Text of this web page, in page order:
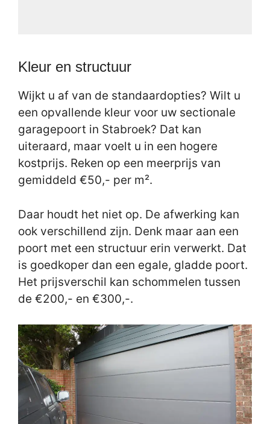
Kleur en structuur
Wijkt u af van de standaardopties? Wilt u
een opvallende kleur voor uw sectionale
garagepoort in Stabroek? Dat kan
uiteraard, maar voelt u in een hogere
kostprijs. Reken op een meerprijs van
gemiddeld €50,- per m².
Daar houdt het niet op. De afwerking kan
ook verschillend zijn. Denk maar aan een
poort met een structuur erin verwerkt. Dat
is goedkoper dan een egale, gladde poort.
Het prijsverschil kan schommelen tussen
de €200,- en €300,-.